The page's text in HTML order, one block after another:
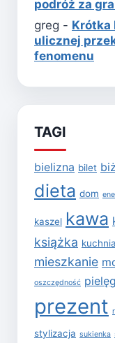
podróż za
greg - Krótka
ulicznej
fenomenu
TAGI
bielizna bilet
dieta dom
kaszel kawa
książka kuchnia
mieszkanie
oszczędność
prezent
stylizacja sukienka